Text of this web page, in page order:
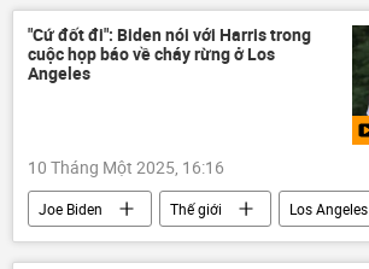
Hoa Kỳ
"Cứ đốt đi": Biden nói với Harris trong
cuộc họp báo về cháy rừng ở Los
Angeles
10 Tháng Một 2025, 16:16
Joe Biden Thế giới
Los Angeles
Hoa Kỳ
cháy
đám cháy